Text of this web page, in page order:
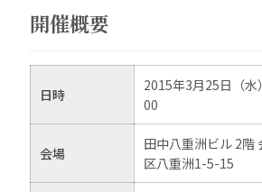
開催概要
日時
2015年3月25日（
00
会場
田中八重洲ビル 2階
区八重洲1-5-15